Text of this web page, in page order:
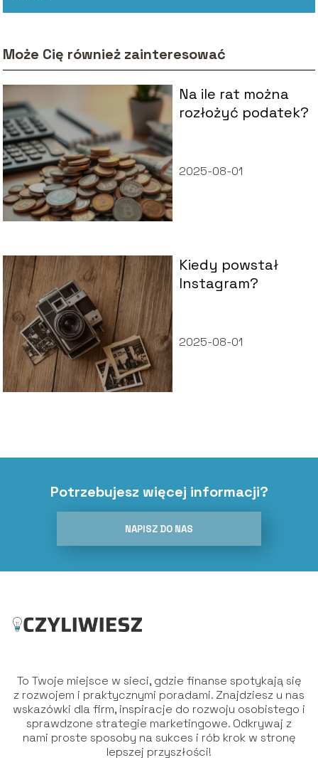
Może Cię również zainteresować
Na ile rat można
rozłożyć podatek?
2025-08-01
Kiedy powstał
Instagram?
2025-08-01
Potrzebujesz więcej informacji?
NAPISZ DO NAS
To Twoje miejsce w sieci, gdzie finanse spotykają się
z rozwojem i praktycznymi poradami. Znajdziesz u nas
wskazówki dla firm, inspiracje do rozwoju osobistego i
sprawdzone strategie marketingowe. Odkrywaj z
nami proste sposoby na sukces i rób krok w stronę
lepszej przyszłości!